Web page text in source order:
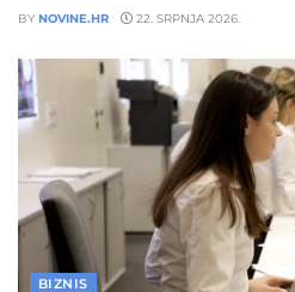
BY NOVINE.HR 22. SRPNJA 2026.
BIZNIS